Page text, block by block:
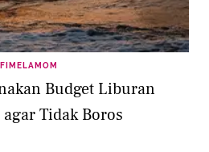
FIMELAMOM
Budget Liburan
Tidak Boros